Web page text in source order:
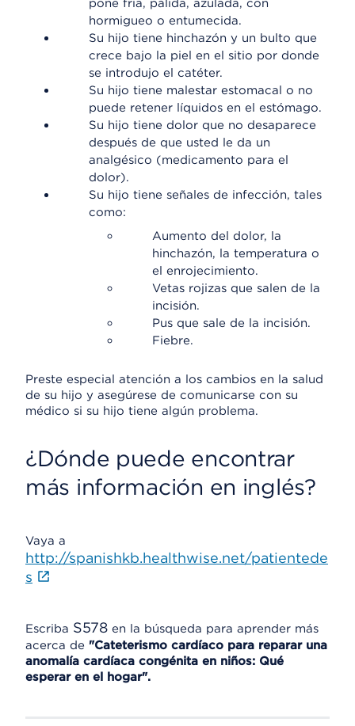
pone fría, pálida, azulada, con
hormigueo o entumecida.
Su hijo tiene hinchazón y un bulto que
crece bajo la piel en el sitio por donde
se introdujo el catéter.
Su hijo tiene malestar estomacal o no
puede retener líquidos en el estómago.
Su hijo tiene dolor que no desaparece
después de que usted le da un
analgésico (medicamento para el
dolor).
Su hijo tiene señales de infección, tales
como:
Aumento del dolor, la
hinchazón, la temperatura o
el enrojecimiento.
Vetas rojizas que salen de la
incisión.
Pus que sale de la incisión.
Fiebre.
Preste especial atención a los cambios en la salud
de su hijo y asegúrese de comunicarse con su
médico si su hijo tiene algún problema.
¿Dónde puede encontrar
más información en inglés?
Vaya a
http://spanishkb.healthwise.net/patientede
s
Escriba S578 en la búsqueda para aprender más
acerca de "Cateterismo cardíaco para reparar una
anomalía cardíaca congénita en niños: Qué
esperar en el hogar".